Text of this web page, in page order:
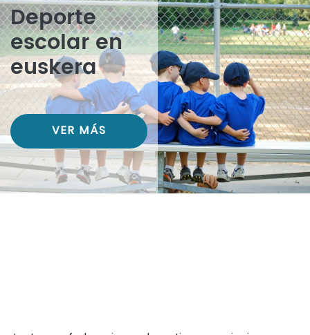
Deporte
escolar en
euskera
VER MÁS